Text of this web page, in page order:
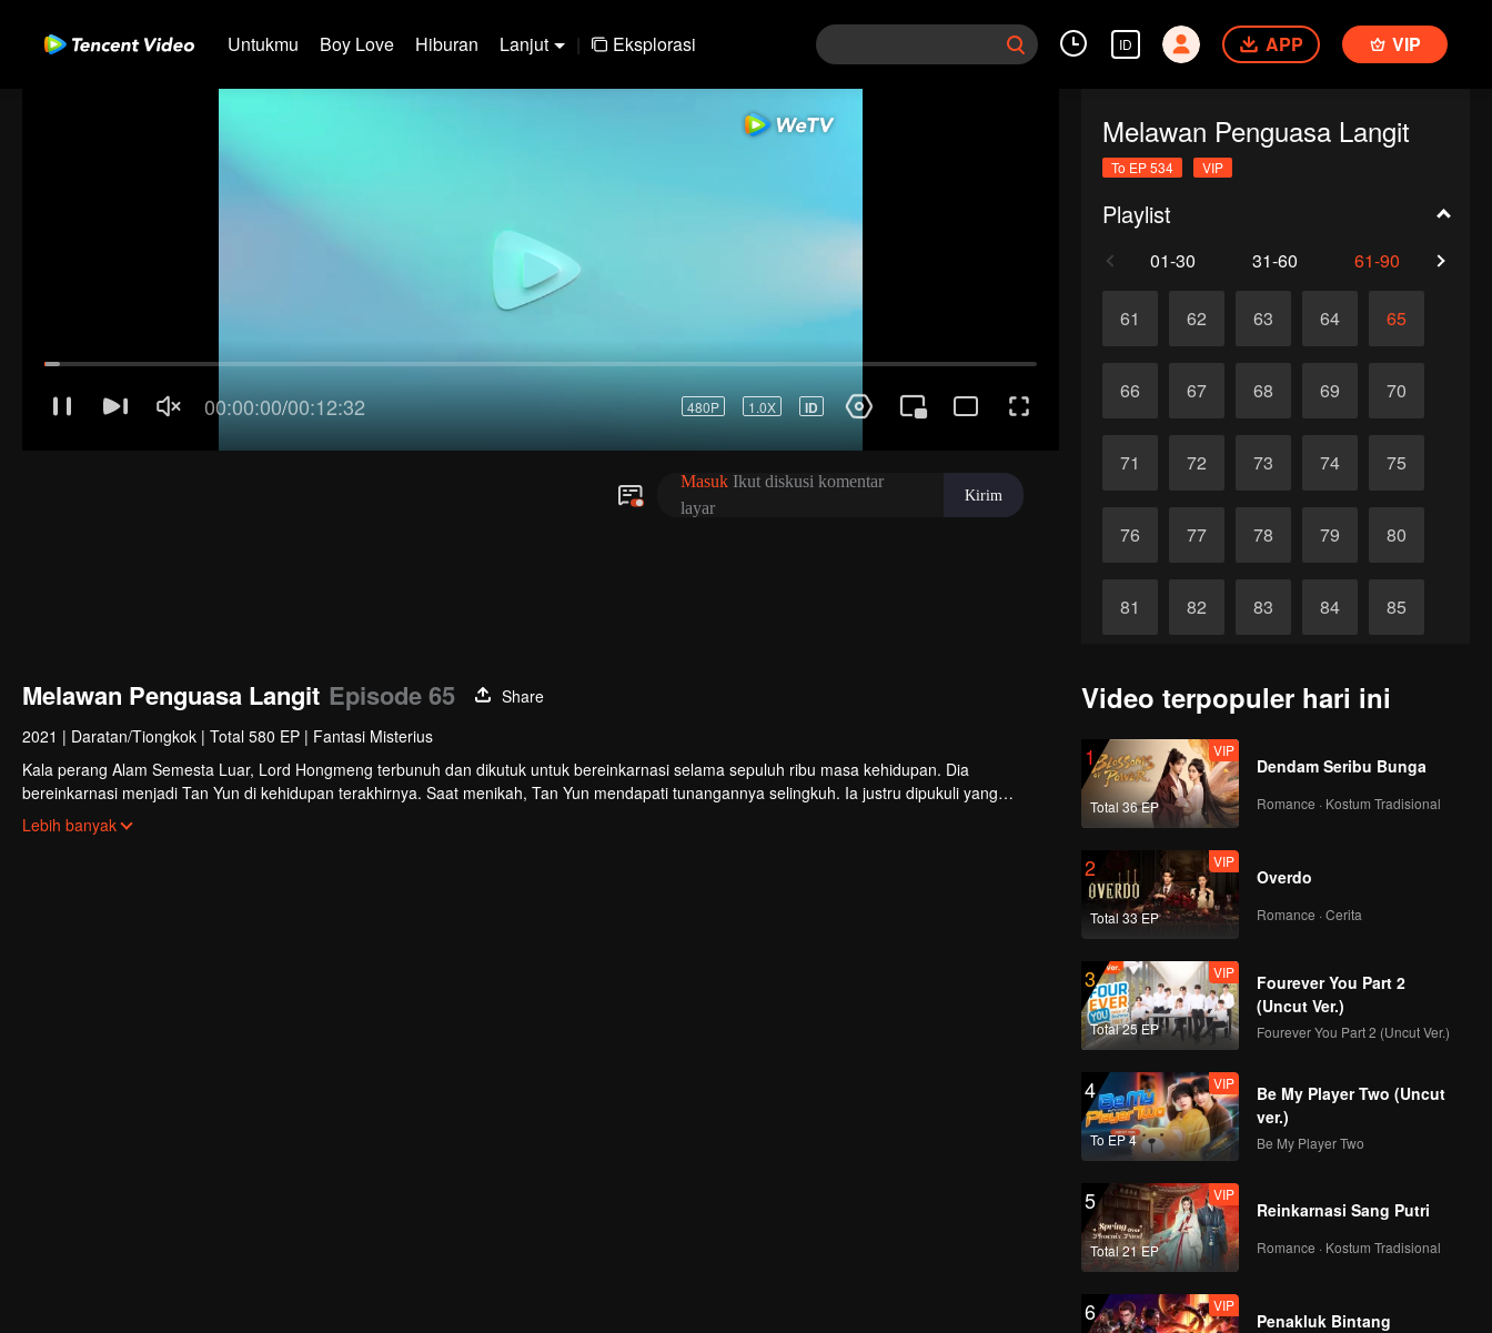
Untukmu Boy Love Hiburan Lanjut | Eksplorasi ID APP VIP
Melawan Penguasa Langit
To EP 534 VIP
Playlist
01-30 31-60 61-90
61 62 63 64 65
66 67 68 69 70
71 72 73 74 75
76 77 78 79 80
81 82 83 84 85
Melawan Penguasa Langit Episode 65
Share
2021 | Daratan/Tiongkok | Total 580 EP | Fantasi Misterius
Kala perang Alam Semesta Luar, Lord Hongmeng terbunuh dan dikutuk untuk bereinkarnasi selama sepuluh ribu masa kehidupan. Dia
bereinkarnasi menjadi Tan Yun di kehidupan terakhirnya. Saat menikah, Tan Yun mendapati tunangannya selingkuh. Ia justru dipukuli yang
membangkitkan ingatan akan Hongmeng. Kemudian Tan Yun memiliki bakat tingkat Dewa dan giat berlatih demi meningkatkan kekuatannya.
Kemudian Tan Yun membalas kematian keluarganya dan menyatukan seluruh benua.
Lebih banyak
Video terpopuler hari ini
1
Total 36 EP
VIP
Dendam Seribu Bunga
Romance · Kostum Tradisional
2
Total 33 EP
VIP
Overdo
Romance · Cerita
3
Total 25 EP
VIP
Fourever You Part 2
(Uncut Ver.)
Fourever You Part 2 (Uncut Ver.)
4
To EP 4
VIP
Be My Player Two (Uncut
ver.)
Be My Player Two
5
Total 21 EP
VIP
Reinkarnasi Sang Putri
Romance · Kostum Tradisional
6 VIP
Penakluk Bintang